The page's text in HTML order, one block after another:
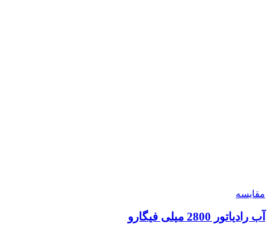
مقایسه
آب رادیاتور 2800 میلی فیگارو